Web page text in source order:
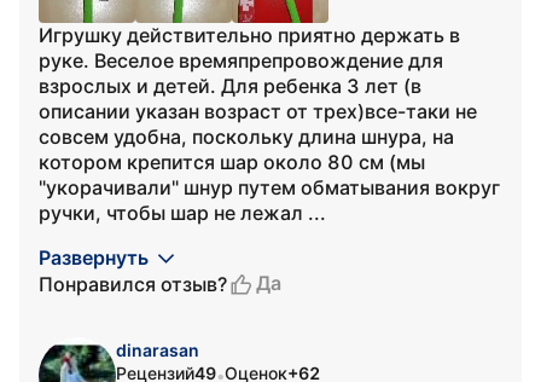
Игрушку действительно приятно держать в
руке. Веселое времяпрепровождение для
взрослых и детей. Для ребенка 3 лет (в
описании указан возраст от трех)все-таки не
совсем удобна, поскольку длина шнура, на
котором крепится шар около 80 см (мы
"укорачивали" шнур путем обматывания вокруг
ручки, чтобы шар не лежал ...
Развернуть
Понравился отзыв?
Да
dinarasan
Рецензий49•Оценок+62